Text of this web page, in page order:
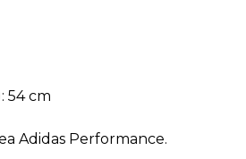
54 cm
Adidas Performance.